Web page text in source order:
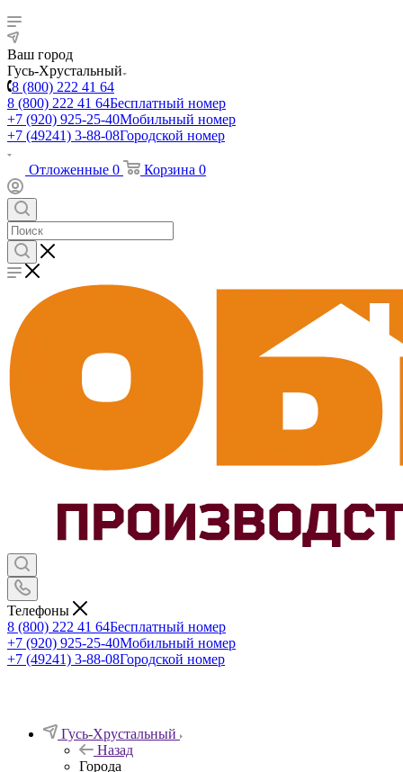
Ваш город
Гусь-Хрустальный
8 (800) 222 41 64
8 (800) 222 41 64Бесплатный номер
+7 (920) 925-25-40Мобильный номер
+7 (49241) 3-88-08Городской номер
Отложенные 0 Корзина 0
Телефоны
8 (800) 222 41 64Бесплатный номер
+7 (920) 925-25-40Мобильный номер
+7 (49241) 3-88-08Городской номер
Гусь-Хрустальный
Назад
Города